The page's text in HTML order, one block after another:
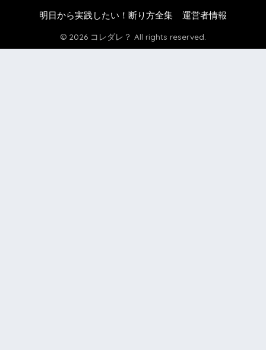
明日から実践したい！断り方全集 運営者情報
© 2026 コレダレ？ All rights reserved.